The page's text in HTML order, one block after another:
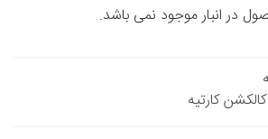
در انبار موجود نمی باشد.
کالکشن کارتیه